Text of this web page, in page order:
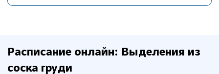
Расписание онлайн: Выделения из
соска груди